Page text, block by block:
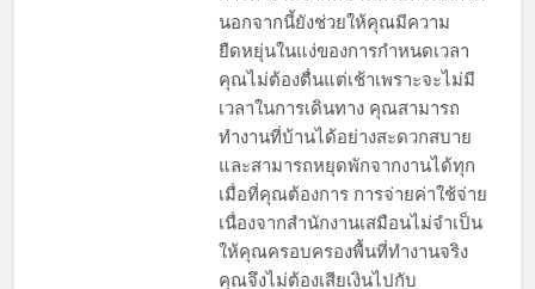
การทำงานจากที่บ้านหรือที่ไหนก็ได้
นอกจากนี้ยังช่วยให้คุณมีความ
ยืดหยุ่นในแง่ของการกำหนดเวลา
คุณไม่ต้องตื่นแต่เช้าเพราะจะไม่มี
เวลาในการเดินทาง คุณสามารถ
ทำงานที่บ้านได้อย่างสะดวกสบาย
และสามารถหยุดพักจากงานได้ทุก
เมื่อที่คุณต้องการ การจ่ายค่าใช้จ่าย
เนื่องจากสำนักงานเสมือนไม่จำเป็น
ให้คุณครอบครองพื้นที่ทำงานจริง